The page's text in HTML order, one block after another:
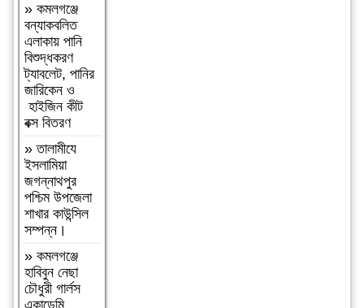
»কমলগঞ্জে
বন্যাকবলিত
এলাকায় পানি
বিশুদ্ধকরণ
ট্যাবলেট, পানির
জারিকেন ও
হাইজিন কীট
বক্স বিতরণ
»‎তালামীযে
ইসলামিয়া
জগন্নাথপুর
পশ্চিম উপজেলা
শাখার কাউন্সিল
সম্পন্ন।
»কমলগঞ্জে
হাবিবুন নেছা
চৌধুরী গার্লস
একাডেমি